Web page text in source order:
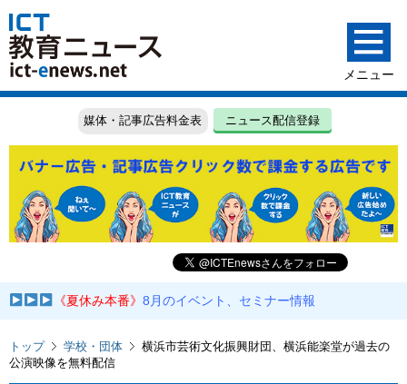
媒体・記事広告料金表 ニュース配信登録
《夏休み本番》8月のイベント、セミナー情報
トップ 学校・団体
横浜市芸術文化振興財団、横浜能楽堂が過去の
公演映像を無料配信